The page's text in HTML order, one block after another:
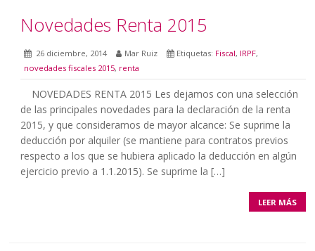
Novedades Renta 2015
26 diciembre, 2014 Mar Ruiz Etiquetas: Fiscal, IRPF,
novedades fiscales 2015, renta
NOVEDADES RENTA 2015 Les dejamos con una selección
de las principales novedades para la declaración de la renta
2015, y que consideramos de mayor alcance: Se suprime la
deducción por alquiler (se mantiene para contratos previos
respecto a los que se hubiera aplicado la deducción en algún
ejercicio previo a 1.1.2015). Se suprime la […]
LEER MÁS